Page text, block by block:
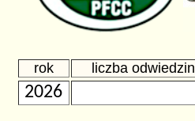
rok liczba odwiedzin
2026